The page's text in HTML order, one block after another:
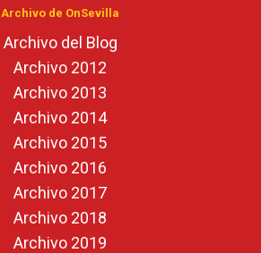
Archivo de OnSevilla
Archivo del Blog
Archivo 2012
Archivo 2013
Archivo 2014
Archivo 2015
Archivo 2016
Archivo 2017
Archivo 2018
Archivo 2019